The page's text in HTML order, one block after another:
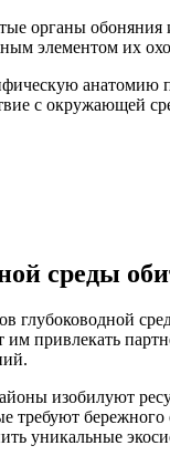
органы
элементом их
анатомию
с окружающей
среды
глубоководной
им привлекать
изобилуют
требуют
уникальные